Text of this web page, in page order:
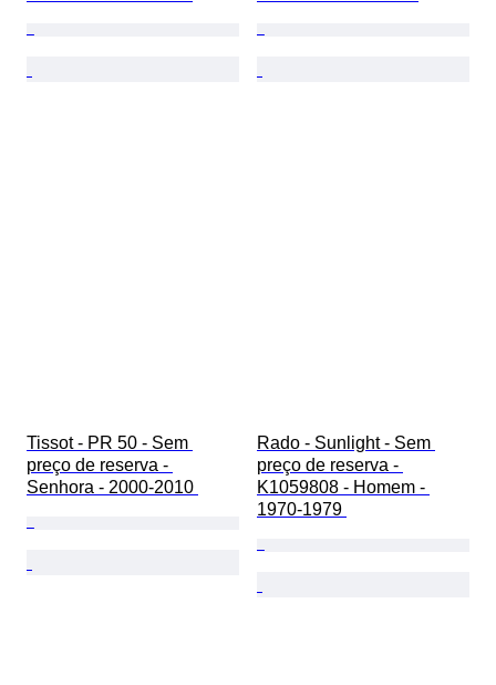
Tissot - PR 50 - Sem
preço de reserva -
Senhora - 2000-2010
Rado - Sunlight - Sem
preço de reserva -
K1059808 - Homem -
1970-1979